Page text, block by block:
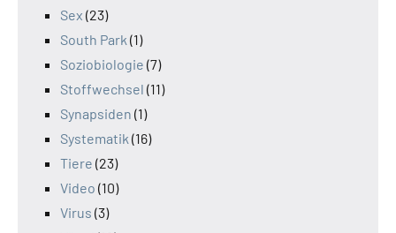
Sex (23)
South Park (1)
Soziobiologie (7)
Stoffwechsel (11)
Synapsiden (1)
Systematik (16)
Tiere (23)
Video (10)
Virus (3)